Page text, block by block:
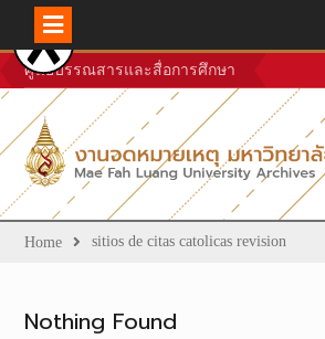
Skip
to
content
ศูนย์บรรณสารและสื่อการศึกษา
Home sitios de citas catolicas revision
Nothing Found